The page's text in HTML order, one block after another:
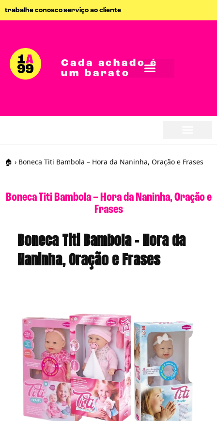
trabalhe conoscoserviço ao cliente
Cada achado é
um barato
🏠 › Boneca Titi Bambola – Hora da Naninha, Oração e Frases
Boneca Titi Bambola – Hora da Naninha, Oração e
Frases
Boneca Titi Bambola – Hora da
Naninha, Oração e Frases